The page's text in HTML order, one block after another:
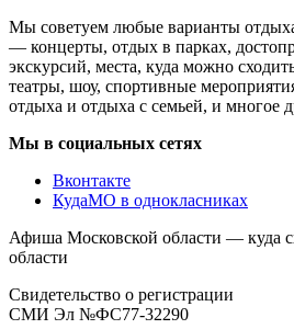
Мы советуем любые варианты
— концерты, отдых в парках,
экскурсий, места, куда можно
театры, шоу, спортивные
отдыха и отдыха с семьей, и многое
Мы в социальных сетях
Вконтакте
КудаМО в однокласниках
Афиша Московской области — куда
области
Свидетельство о регистрации
СМИ Эл №ФС77-32290